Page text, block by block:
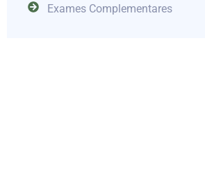
Exames Complementares